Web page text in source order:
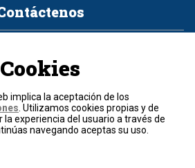
Política de cookies
y condiciones
2026, RCN Medios.
los derechos reservados.
Cookies
implica la aceptación de los
. Utilizamos cookies propias y de
experiencia del usuario a través de
navegando aceptas su uso.